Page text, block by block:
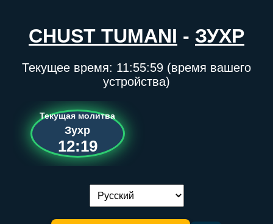
CHUST TUMANI - ЗУХР
Текущее время: 11:55:59 (время вашего
устройства)
Текущая молитва
Зухр
12:19
Переключение языка: